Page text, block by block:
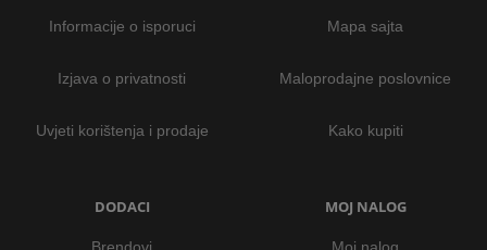
Informacije o isporuci
Izjava o privatnosti
Uvjeti korištenja i prodaje
Mapa sajta
Maloprodajne poslovnice
Kako kupiti
DODACI MOJ NALOG